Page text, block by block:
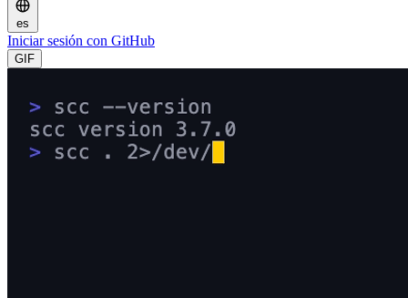
es
Iniciar sesión con GitHub
GIF